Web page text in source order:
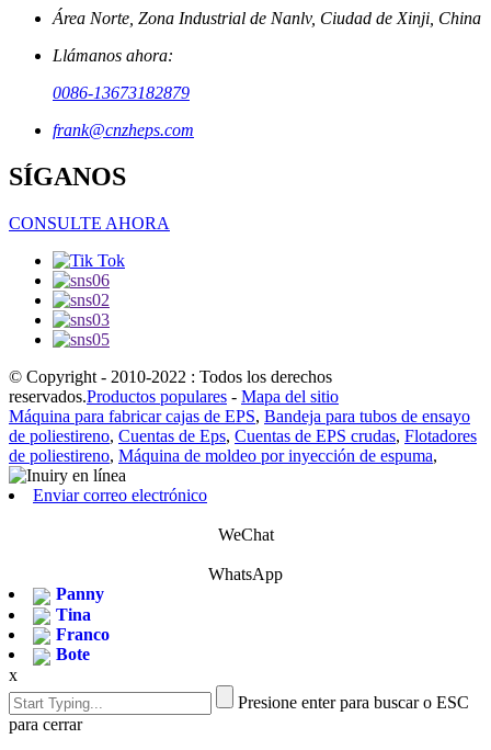
Área Norte, Zona Industrial de Nanlv, Ciudad de Xinji, China
Llámanos ahora:
0086-13673182879
frank@cnzheps.com
SÍGANOS
CONSULTE AHORA
© Copyright - 2010-2022 : Todos los derechos
reservados.Productos populares - Mapa del sitio
Máquina para fabricar cajas de EPS, Bandeja para tubos de ensayo
de poliestireno, Cuentas de Eps, Cuentas de EPS crudas, Flotadores
de poliestireno, Máquina de moldeo por inyección de espuma,
Enviar correo electrónico
WeChat
WhatsApp
Panny
Tina
Franco
Bote
x
Presione enter para buscar o ESC
para cerrar